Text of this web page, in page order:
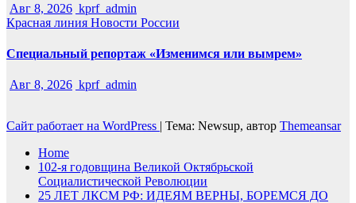
Авг 8, 2026 kprf_admin
Красная линия Новости России
Специальный репортаж «Изменимся или вымрем»
Авг 8, 2026 kprf_admin
Сайт работает на WordPress | Тема: Newsup, автор Themeansar
Home
102-я годовщина Великой Октябрьской
Социалистической Революции
25 ЛЕТ ЛКСМ РФ: ИДЕЯМ ВЕРНЫ, БОРЕМСЯ ДО